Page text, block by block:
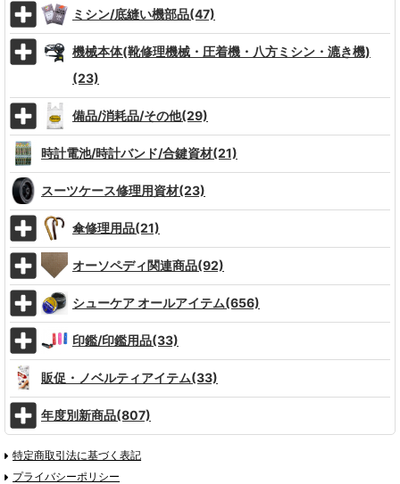
ミシン/底縫い機部品(47)
機械本体(靴修理機械・圧着機・八方ミシン・漉き機)
(23)
備品/消耗品/その他(29)
時計電池/時計バンド/合鍵資材(21)
スーツケース修理用資材(23)
傘修理用品(21)
オーソペディ関連商品(92)
シューケア オールアイテム(656)
印鑑/印鑑用品(33)
販促・ノベルティアイテム(33)
年度別新商品(807)
特定商取引法に基づく表記
プライバシーポリシー